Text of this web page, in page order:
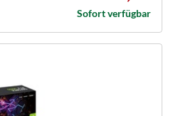
Sofort verfügbar